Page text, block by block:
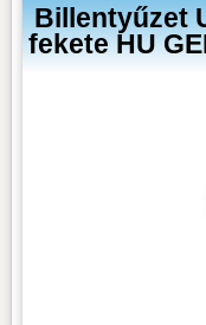
Billentyűzet
fekete HU